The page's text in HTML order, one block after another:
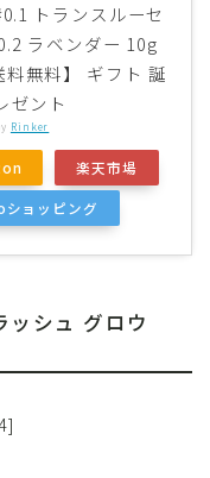
トランスルーセ
ラベンダー 10g
無料】 ギフト 誕
ゼント
Rinker
楽天市場
ョッピング
シュ グロウ